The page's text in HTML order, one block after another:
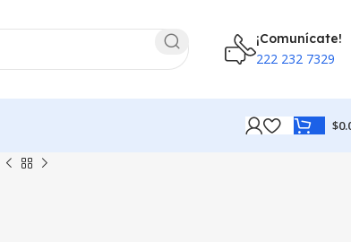
¡Comunícate!
222 232 7329
$